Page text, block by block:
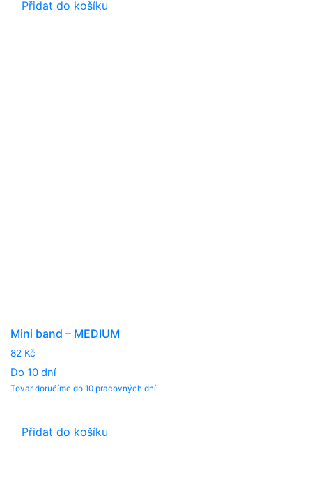
Přidat do košíku
Mini band – MEDIUM
82 Kč
Do 10 dní
Tovar doručíme do 10 pracovných dní.
Přidat do košíku